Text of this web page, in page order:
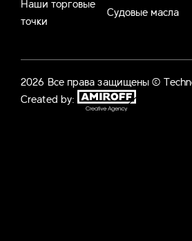
точки
Судовые масла
2026 Все права защищены ©
Created by: